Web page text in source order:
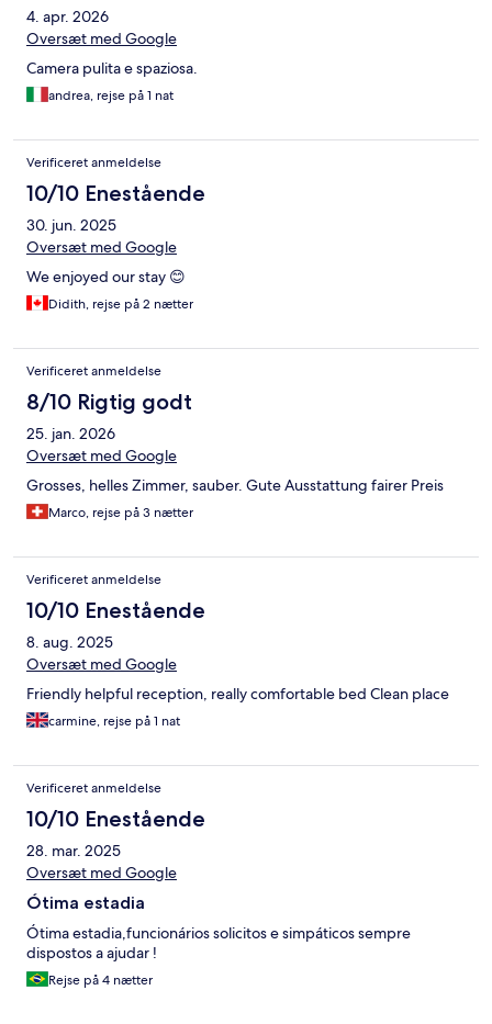
4. apr. 2026
Oversæt med Google
Camera pulita e spaziosa.
andrea, rejse på 1 nat
Verificeret anmeldelse
10/10 Enestående
30. jun. 2025
Oversæt med Google
We enjoyed our stay 😊
Didith, rejse på 2 nætter
Verificeret anmeldelse
8/10 Rigtig godt
25. jan. 2026
Oversæt med Google
Grosses, helles Zimmer, sauber. Gute Ausstattung fairer Preis
Marco, rejse på 3 nætter
Verificeret anmeldelse
10/10 Enestående
8. aug. 2025
Oversæt med Google
Friendly helpful reception, really comfortable bed Clean place
carmine, rejse på 1 nat
Verificeret anmeldelse
10/10 Enestående
28. mar. 2025
Oversæt med Google
Ótima estadia
Ótima estadia,funcionários solicitos e simpáticos sempre
dispostos a ajudar !
Rejse på 4 nætter